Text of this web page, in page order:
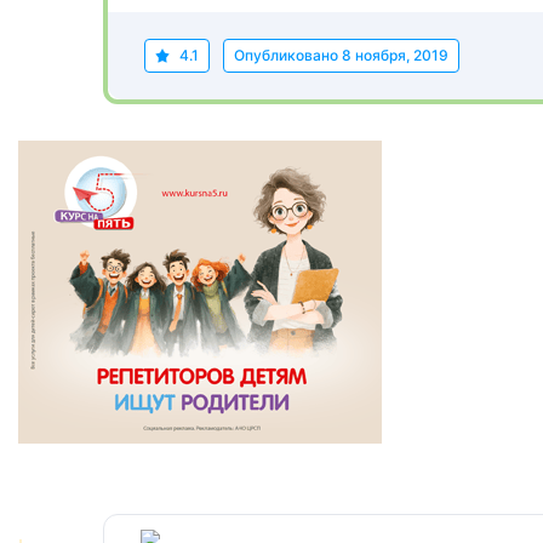
4.1 Опубликовано 8 ноября, 2019